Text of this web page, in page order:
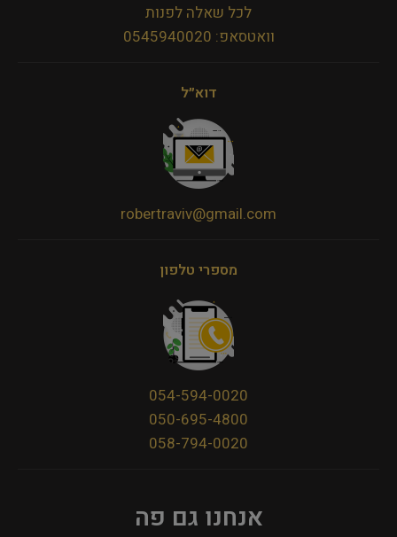
לכל שאלה לפנות
וואטסאפ: 0545940020
דוא״ל
robertraviv@gmail.com
מספרי טלפון
054-594-0020
050-695-4800
058-794-0020
אנחנו גם פה